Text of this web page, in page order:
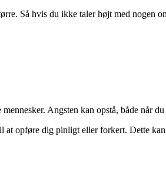
Så hvis du ikke taler højt med nogen
Angsten kan opstå, både når
opføre dig pinligt eller forkert. Dette